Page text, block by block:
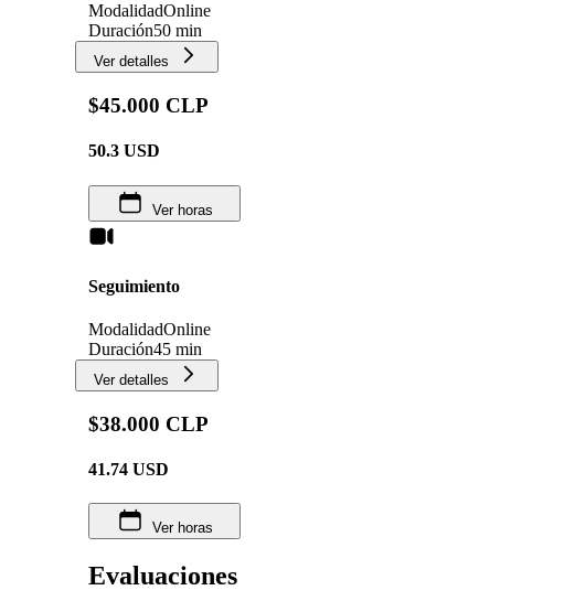
ModalidadOnline
Duración50 min
Ver detalles
$45.000 CLP
50.3 USD
Ver horas
Seguimiento
ModalidadOnline
Duración45 min
Ver detalles
$38.000 CLP
41.74 USD
Ver horas
Evaluaciones